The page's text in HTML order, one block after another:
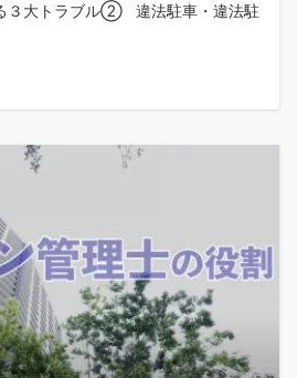
３大トラブル② 違法駐車・違法駐